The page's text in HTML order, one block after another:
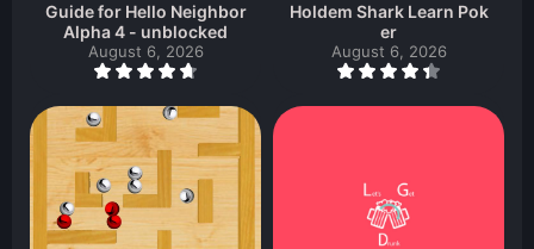
Guide for Hello Neighbor
Alpha 4 - unblocked
August 6, 2026
Holdem Shark Learn Pok
er
August 6, 2026